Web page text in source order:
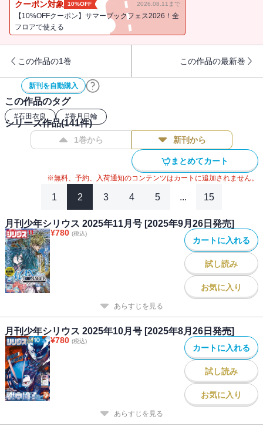
クーポン対象 10%OFF 2026.08.11まで
【10%OFFクーポン】サマーブックフェス2026！全
フロアで使える
この作品の1巻 この作品の最新巻
新刊を自動購入
この作品のタグ
#石田衣良 #香月日輪
シリーズ作品(141件)
1巻から 新刊から
まとめてカート
※無料、予約、入荷通知のコンテンツはカートに追加されません。
1 2 3 4 5 ... 15
月刊少年シリウス 2025年11月号 [2025年9月26日発売]
¥780 (税込)
カートに入れる
試し読み
お気に入り
あらすじを見る
月刊少年シリウス 2025年10月号 [2025年8月26日発売]
¥780 (税込)
カートに入れる
試し読み
お気に入り
あらすじを見る